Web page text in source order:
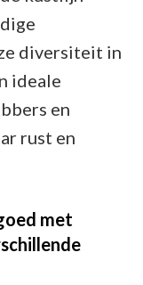
diversiteit in
ideale
en
rust en
met